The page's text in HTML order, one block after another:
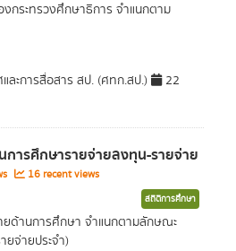
กระทรวงศึกษาธิการ จำแนกตาม
ละการสื่อสาร สป. (ศทก.สป.)
22
ารศึกษารายจ่ายลงทุน-รายจ่าย
16 recent views
สถิติการศึกษา
ยด้านการศึกษา จำแนกตามลักษณะ
ยจ่ายประจำ)